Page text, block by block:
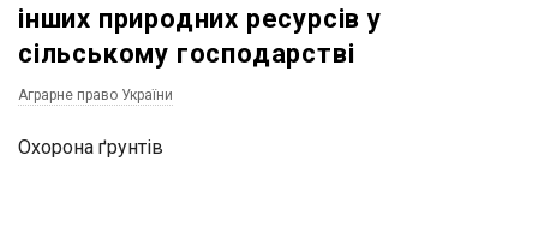
інших природних ресурсів у
сільському господарстві
Аграрне право України
Охорона ґрунтів